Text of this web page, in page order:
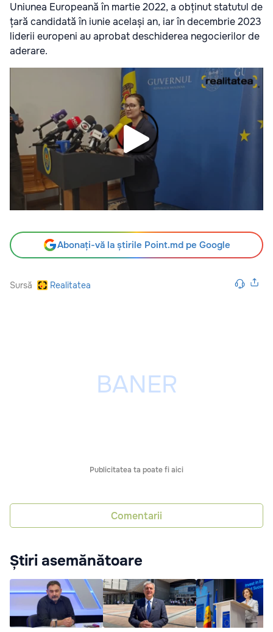
Uniunea Europeană în martie 2022, a obținut statutul de
țară candidată în iunie același an, iar în decembrie 2023
liderii europeni au aprobat deschiderea negocierilor de
aderare.
Abonați-vă la știrile Point.md pe Google
Sursă Realitatea
Publicitatea ta poate fi aici
Comentarii
Știri asemănătoare